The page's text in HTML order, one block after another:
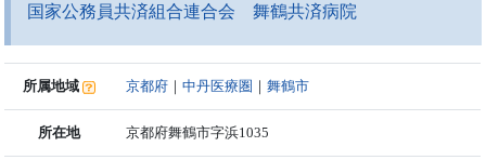
国家公務員共済組合連合会 舞鶴共済病院
所属地域 京都府 ｜中丹医療圏 ｜舞鶴市
所在地 京都府舞鶴市字浜1035